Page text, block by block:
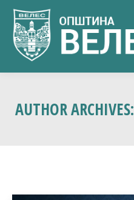
AUTHOR ARCHIVES: